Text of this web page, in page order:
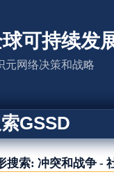
可持续发
元网络决策和战略
GSSD
搜索: 冲突和战争 -